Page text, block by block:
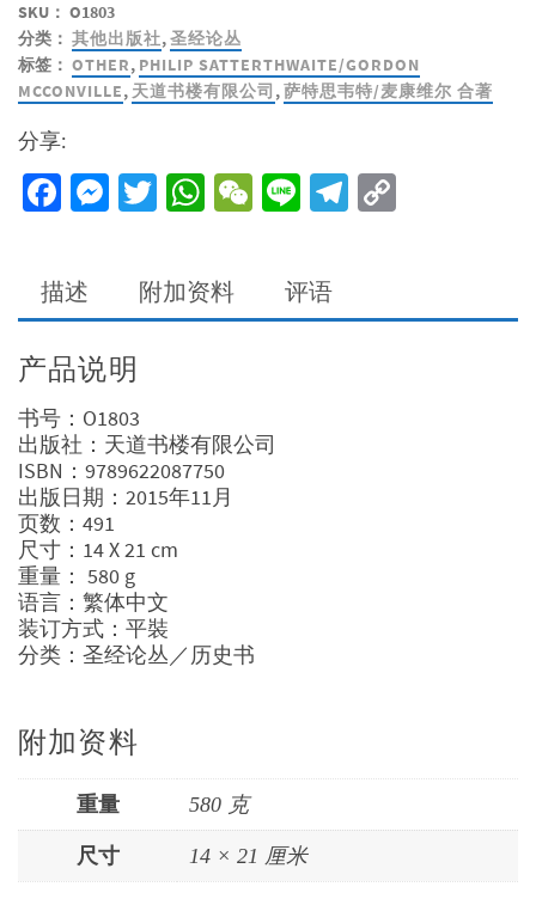
与
神
学：
历
书
数
量
SKU： O1803
分类： 其他出版社,圣经论丛
标签： OTHER, PHILIP SATTERTHWAITE/GORDON
MCCONVILLE, 天道书楼有限公司 ,萨特思韦特/麦康维尔 合著
分享:
Facebook
Messenger
Twitter
WhatsApp
WeChat
LineTelegram
描述 附加资料 评语
产品说明
书号：O1803
出版社：天道书楼有限公司
ISBN：9789622087750
出版日期：2015年11月
页数：491
尺寸：14 X 21 cm
重量： 580 g
语言：繁体中文
装订方式：平裝
分类：圣经论丛／历史书
附加资料
重量 580 克
尺寸 14 × 21 厘米